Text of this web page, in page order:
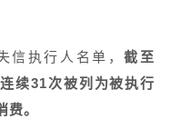
信执行 人名单，截至
续31次被列为被执行
。